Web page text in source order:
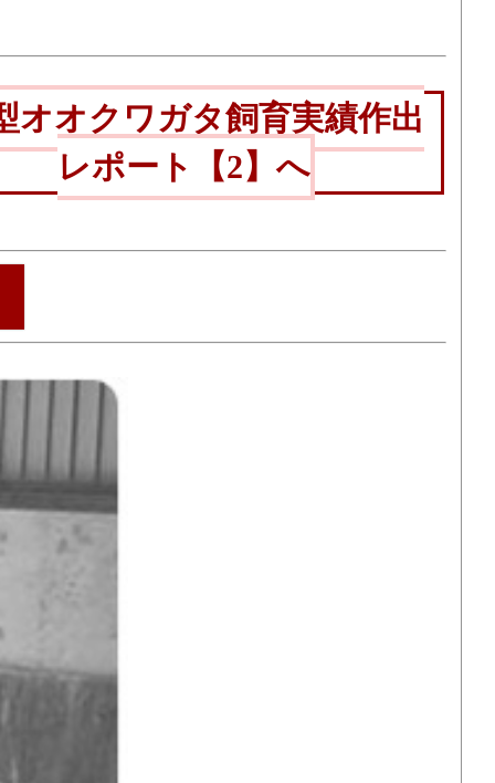
オオクワガタ飼育実績作出
レポート【2】へ